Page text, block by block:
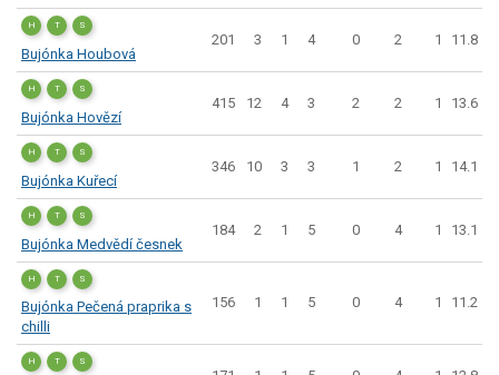
H T S
Bujónka Houbová
201 3 1 4 0 2 1 11.8
H T S
Bujónka Hovězí
415 12 4 3 2 2 1 13.6
H T S
Bujónka Kuřecí
346 10 3 3 1 2 1 14.1
H T S
Bujónka Medvědí česnek
184 2 1 5 0 4 1 13.1
H T S
Bujónka Pečená praprika s
chilli
156 1 1 5 0 4 1 11.2
H T S